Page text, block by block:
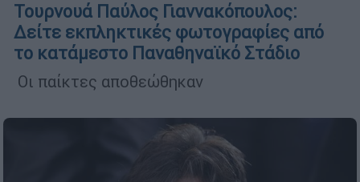
Τουρνουά Παύλος Γιαννακόπουλος:
Δείτε εκπληκτικές φωτογραφίες από
το κατάμεστο Παναθηναϊκό Στάδιο
Οι παίκτες αποθεώθηκαν